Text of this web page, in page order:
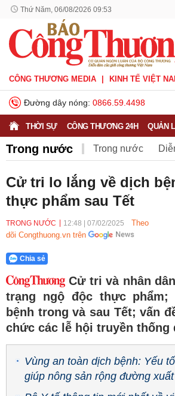
Thứ Năm, 06/08/2026 09:53
CÔNG THƯƠNG MEDIA KINH TẾ VIỆT
Đường dây nóng: 0866.59.4498
THỜI SỰ CÔNG THƯƠNG 24H QUẢN
Trong nước Trong nước
Hoạt động của Lãnh đạo Đảng, Nhà
Bầu cử Quốc hội Khoá XVI
Cử tri lo lắng về dịch
thực phẩm sau Tết
TRONG NƯỚC 12:48 07/02/2025
Theo
dõi Congthuong.vn trên
Chia sẻ
Cử tri và nhân
trạng ngộ độc thực
bệnh trong và sau Tết; vấn
chức các lễ hội truyền thống
Vùng an toàn dịch bệnh: Yếu
giúp nông sản rộng đường